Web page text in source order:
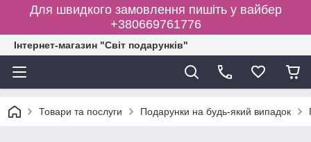
Для швидкого замовлення пишіть у вайбер
+380669761776
Інтернет-магазин "Світ подарунків"
Товари та послуги Подарунки на будь-який випадок